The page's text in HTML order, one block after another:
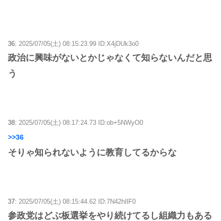
36: 2025/07/05(土) 08:15:23.99 ID:X4jDUk3o0
政治に興味がないとかじゃなくて知らないんだと思
う
38: 2025/07/05(土) 08:17:24.73 ID:ob+5NWyO0
>>36
そりゃ知られないように教育してるからな
37: 2025/07/05(土) 08:15:44.62 ID:7N42hIlF0
参政党はどぶ板選挙をやり続けてるし組織力もある